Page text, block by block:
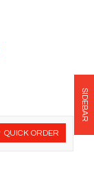
QUICK ORDER
SIDEBAR